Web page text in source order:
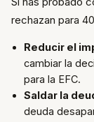
rechazan para
Reducir el
cambiar la
para la EFC.
Saldar la
deuda